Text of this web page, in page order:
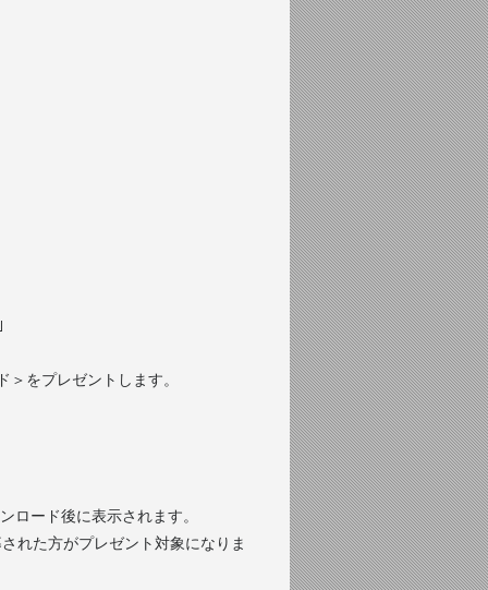
をプレゼントします。
ロード後に表示されます。
れた方がプレゼント対象になりま